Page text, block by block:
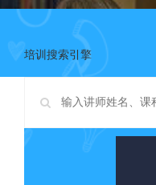
培训搜索引擎